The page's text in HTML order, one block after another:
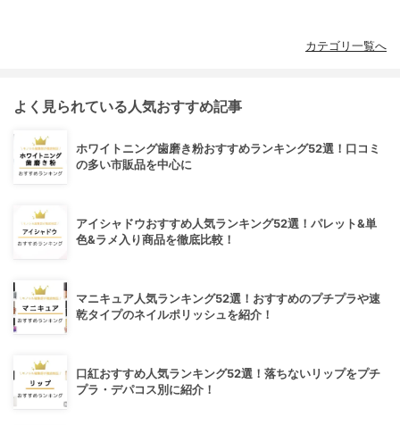
カテゴリ一覧へ
よく見られている人気おすすめ記事
ホワイトニング歯磨き粉おすすめランキング52選！口コミ
の多い市販品を中心に
アイシャドウおすすめ人気ランキング52選！パレット&単
色&ラメ入り商品を徹底比較！
マニキュア人気ランキング52選！おすすめのプチプラや速
乾タイプのネイルポリッシュを紹介！
口紅おすすめ人気ランキング52選！落ちないリップをプチ
プラ・デパコス別に紹介！